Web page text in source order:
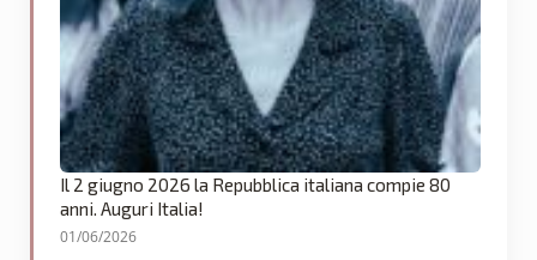
Il 2 giugno 2026 la Repubblica italiana compie 80
anni. Auguri Italia!
01/06/2026